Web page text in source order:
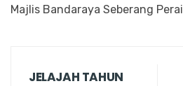
Majlis Bandaraya Seberang Perai
JELAJAH TAHUN